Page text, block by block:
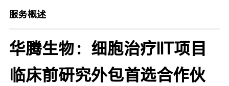
服务概述
华腾生物：细胞治疗IIT项目
临床前研究外包首选合作伙